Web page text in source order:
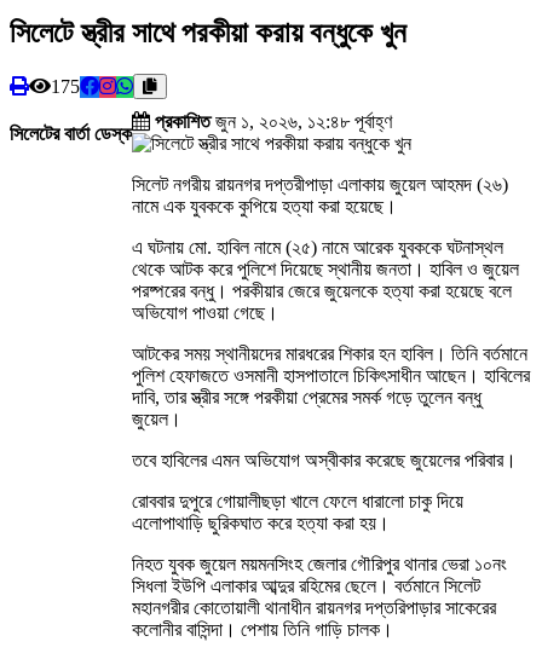
সিলেটে স্ত্রীর সাথে পরকীয়া করায় বন্ধুকে খুন
175
সিলেটের বার্তা ডেস্ক
প্রকাশিতজুন ১, ২০২৬, ১২:৪৮ পূর্বাহ্ণ
সিলেট নগরীয় রায়নগর দপ্তরীপাড়া এলাকায় জুয়েল আহমদ (২৬)
নামে এক যুবককে কুপিয়ে হত্যা করা হয়েছে।
এ ঘটনায় মো. হাবিল নামে (২৫) নামে আরেক যুবককে ঘটনাস্থল
থেকে আটক করে পুলিশে দিয়েছে স্থানীয় জনতা। হাবিল ও জুয়েল
পরষ্পরের বন্ধু। পরকীয়ার জেরে জুয়েলকে হত্যা করা হয়েছে বলে
অভিযোগ পাওয়া গেছে।
আটকের সময় স্থানীয়দের মারধরের শিকার হন হাবিল। তিনি বর্তমানে
পুলিশ হেফাজতে ওসমানী হাসপাতালে চিকিৎসাধীন আছেন। হাবিলের
দাবি, তার স্ত্রীর সঙ্গে পরকীয়া প্রেমের সমর্ক গড়ে তুলেন বন্ধু
জুয়েল।
তবে হাবিলের এমন অভিযোগ অস্বীকার করেছে জুয়েলের পরিবার।
রোববার দুপুরে গোয়ালীছড়া খালে ফেলে ধারালো চাকু দিয়ে
এলোপাথাড়ি ছুরিকঘাত করে হত্যা করা হয়।
নিহত যুবক জুয়েল ময়মনসিংহ জেলার গৌরিপুর থানার ভেরা ১০নং
সিধলা ইউপি এলাকার আব্দুর রহিমের ছেলে। বর্তমানে সিলেট
মহানগরীর কোতোয়ালী থানাধীন রায়নগর দপ্তরিপাড়ার সাকেরের
কলোনীর বাসিন্দা। পেশায় তিনি গাড়ি চালক।